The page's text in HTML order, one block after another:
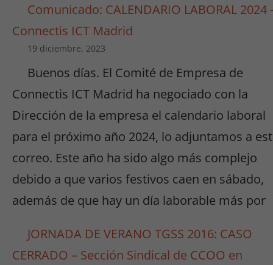
Comunicado: CALENDARIO LABORAL 2024
Connectis ICT Madrid
19 diciembre, 2023
Buenos días. El Comité de Empresa de
Connectis ICT Madrid ha negociado con la
Dirección de la empresa el calendario laboral
para el próximo año 2024, lo adjuntamos a
correo. Este año ha sido algo más complejo
debido a que varios festivos caen en sábado,
además de que hay un día laborable más por
JORNADA DE VERANO TGSS 2016: CASO
CERRADO – Sección Sindical de CCOO en